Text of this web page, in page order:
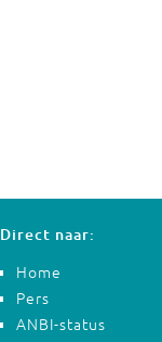
Direct naar:
Home
Pers
ANBI-status